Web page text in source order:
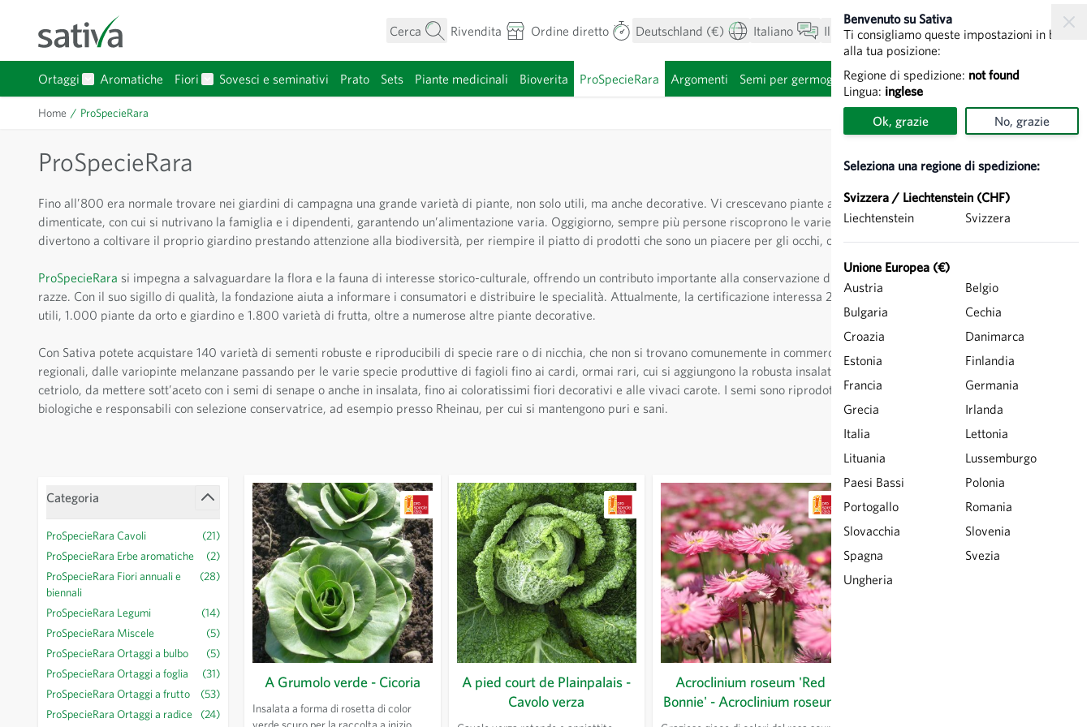
Cerca
Rivendita Ordine diretto Deutschland (€) Italiano Il mio account Visualizza carrello
Ortaggi
Aromatiche
Fiori
Sovesci e seminativi Prato Sets Piante medicinali Bioverita ProSpecieRara Argomenti Semi per germogli
Benvenuto su Sativa
Ti consigliamo queste impostazioni in base
alla tua posizione:
Regione di spedizione: not found
Lingua: inglese
Ok, grazie No, grazie
Seleziona una regione di spedizione:
Svizzera / Liechtenstein (CHF)
Liechtenstein
Svizzera
Unione Europea (€)
Austria
Belgio
Bulgaria
Cechia
Croazia
Danimarca
Estonia
Finlandia
Francia
Germania
Grecia
Irlanda
Italia
Lettonia
Lituania
Lussemburgo
Paesi Bassi
Polonia
Portogallo
Romania
Slovacchia
Slovenia
Spagna
Svezia
Ungheria
Home / ProSpecieRara
ProSpecieRara
Fino all’800 era normale trovare nei giardini di campagna una grande varietà di piante, non solo utili, ma anche decorative. Vi crescevano piante antiche oggi quasi
dimenticate, con cui si nutrivano la famiglia e i dipendenti, garantendo un’alimentazione varia. Oggigiorno, sempre più persone riscoprono le varietà antiche e si
divertono a coltivare il proprio giardino prestando attenzione alla biodiversità, per riempire il piatto di prodotti che sono un piacere per gli occhi, oltre che per il palato.
ProSpecieRara si impegna a salvaguardare la flora e la fauna di interesse storico-culturale, offrendo un contributo importante alla conservazione di tutte le specie e le
razze. Con il suo sigillo di qualità, la fondazione aiuta a informare i consumatori e distribuire le specialità. Attualmente, la certificazione interessa 26 specie di animali
utili, 1.000 piante da orto e giardino e 1.800 varietà di frutta, oltre a numerose altre piante decorative.
Con Sativa potete acquistare 140 varietà di sementi robuste e riproducibili di specie rare o di nicchia, che non si trovano comunemente in commercio, piante utili
regionali, dalle variopinte melanzane passando per le varie specie produttive di fagioli fino ai cardi, ormai rari, cui si aggiungono la robusta insalatina da campo, il
cetriolo, da mettere sott’aceto con i semi di senape o anche in insalata, fino ai coloratissimi fiori decorativi e alle vivaci carote. I semi sono riprodotti secondo tecniche
biologiche e responsabili con selezione conservatrice, ad esempio presso Rheinau, per cui si mantengono puri e sani.
Categoria
ProSpecieRara Cavoli
(21)
ProSpecieRara Erbe aromatiche
(2)
ProSpecieRara Fiori annuali e
biennali
(28)
ProSpecieRara Legumi
(14)
ProSpecieRara Miscele
(5)
ProSpecieRara Ortaggi a bulbo
(5)
ProSpecieRara Ortaggi a foglia
(31)
ProSpecieRara Ortaggi a frutto
(53)
ProSpecieRara Ortaggi a radice
(24)
A Grumolo verde - Cicoria
Insalata a forma di rosetta di color
A pied court de Plainpalais -
Cavolo verza
Acroclinium roseum 'Red
Bonnie' - Acroclinium roseum